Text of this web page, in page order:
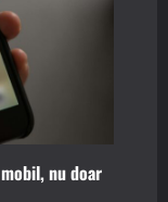
nu doar